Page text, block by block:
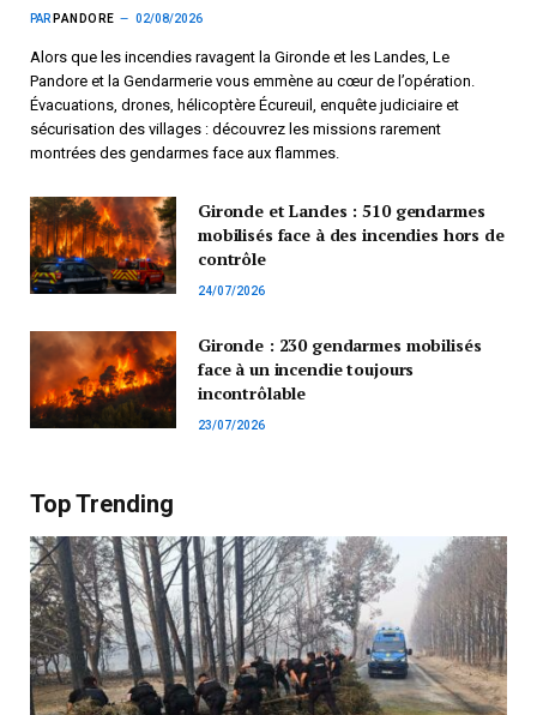
PAR PANDORE 02/08/2026
Alors que les incendies ravagent la Gironde et les Landes, Le
Pandore et la Gendarmerie vous emmène au cœur de l’opération.
Évacuations, drones, hélicoptère Écureuil, enquête judiciaire et
sécurisation des villages : découvrez les missions rarement
montrées des gendarmes face aux flammes.
Gironde et Landes : 510 gendarmes
mobilisés face à des incendies hors de
contrôle
24/07/2026
Gironde : 230 gendarmes mobilisés
face à un incendie toujours
incontrôlable
23/07/2026
Top Trending